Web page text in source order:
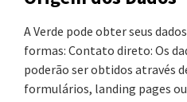
A Verde pode obter seus
formas: Contato direto: Os
poderão ser obtidos através
formulários, landing pages